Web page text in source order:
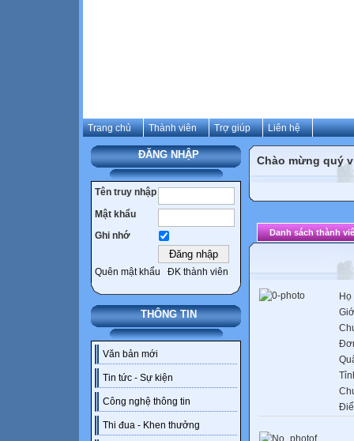
Trang chủ Thành viên Trợ giúp Liên hệ
ĐĂNG NHẬP
Tên truy nhập
Mật khẩu
Ghi nhớ
Quên mật khẩu ĐK thành viên
THÔNG TIN
Văn bản mới
Tin tức - Sự kiện
Công nghệ thông tin
Thi đua - Khen thưởng
Chào mừng quý
Danh sách thành